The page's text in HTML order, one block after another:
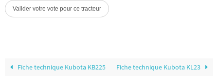
Fiche technique Kubota KB225 Fiche technique Kubota KL23